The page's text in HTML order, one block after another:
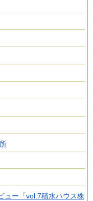
ュー「vol.7積水ハウス株